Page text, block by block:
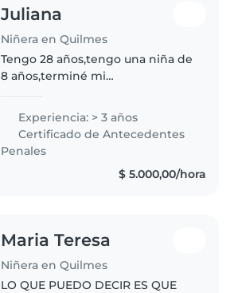
Juliana
Niñera en Quilmes
Tengo 28 años,tengo una niña de
8 años,terminé mi
extracciónista de sangre de
laboratorio Me gustan los
niños,ayudarlos con sus
tareas,también tengo
Experiencia: > 3 años
Certificado de Antecedentes
Penales
$ 5.000,00/hora
Maria Teresa
Niñera en Quilmes
LO QUE PUEDO DECIR ES QUE